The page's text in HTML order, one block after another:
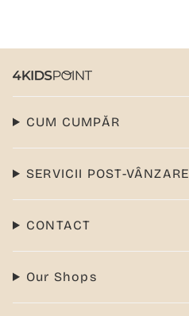
CUM CUMPĂR
SERVICII POST-VÂNZARE
CONTACT
Our Shops